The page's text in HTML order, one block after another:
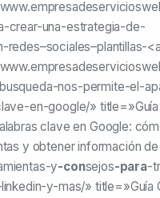
crear-una-estrategia-de-
redes–sociales–plantillas-<a
nos-permite-el-
en-google/»
clave en Google:
y obtener información
y-consejos-para-
y-mas/» title=»Guía